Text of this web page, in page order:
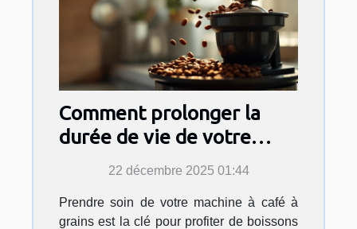
Comment prolonger la
durée de vie de votre
machine à café à grains ?
22 décembre 2025 01:44
Prendre soin de votre machine à café à
grains est la clé pour profiter de boissons